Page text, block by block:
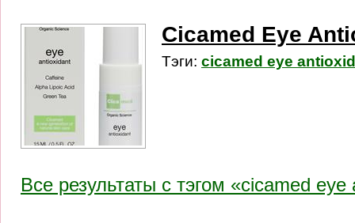
Cicamed Eye
Тэги: cicamed eye
Все результаты c тэгом «cicamed